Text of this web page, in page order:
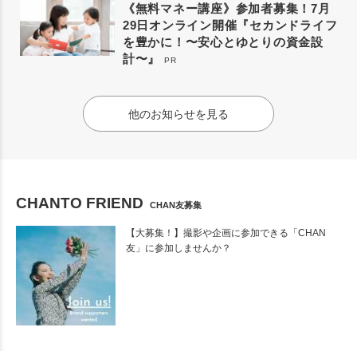
《無料マネー講座》参加者募集！7月
29日オンライン開催『セカンドライフ
を豊かに！〜安心とゆとりの資金設
計〜』
PR
他のお知らせを見る
CHANTO FRIEND CHAN友募集
【大募集！】撮影や企画に参加できる「CHAN
友」に参加しませんか？